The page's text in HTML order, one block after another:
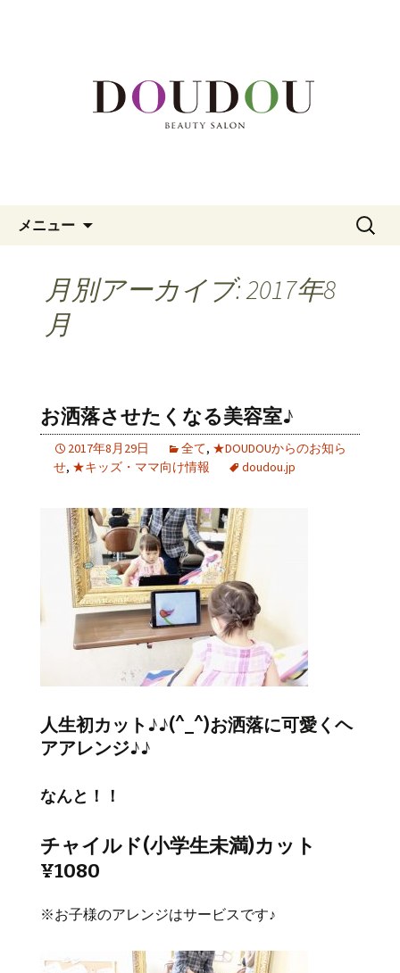
「DOUDOU BEAUTY SALON」
メニュー
検
月別アーカイブ: 2017年8
月
お洒落させたくなる美容室♪
2017年8月29日 全て, ★DOUDOUからのお知ら
せ, ★キッズ・ママ向け情報 doudou.jp
人生初カット♪♪(^_^)お洒落に可愛くヘ
アアレンジ♪♪
なんと！！
チャイルド(小学生未満)カット
¥1080
※お子様のアレンジはサービスです♪